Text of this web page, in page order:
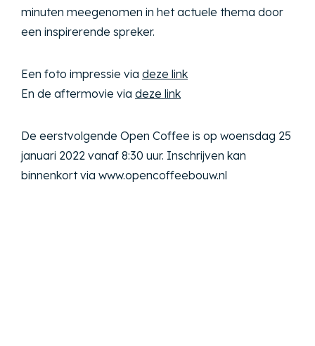
minuten meegenomen in het actuele thema door
een inspirerende spreker.
Een foto impressie via deze link
En de aftermovie via deze link
De eerstvolgende Open Coffee is op woensdag 25
januari 2022 vanaf 8:30 uur. Inschrijven kan
binnenkort via www.opencoffeebouw.nl